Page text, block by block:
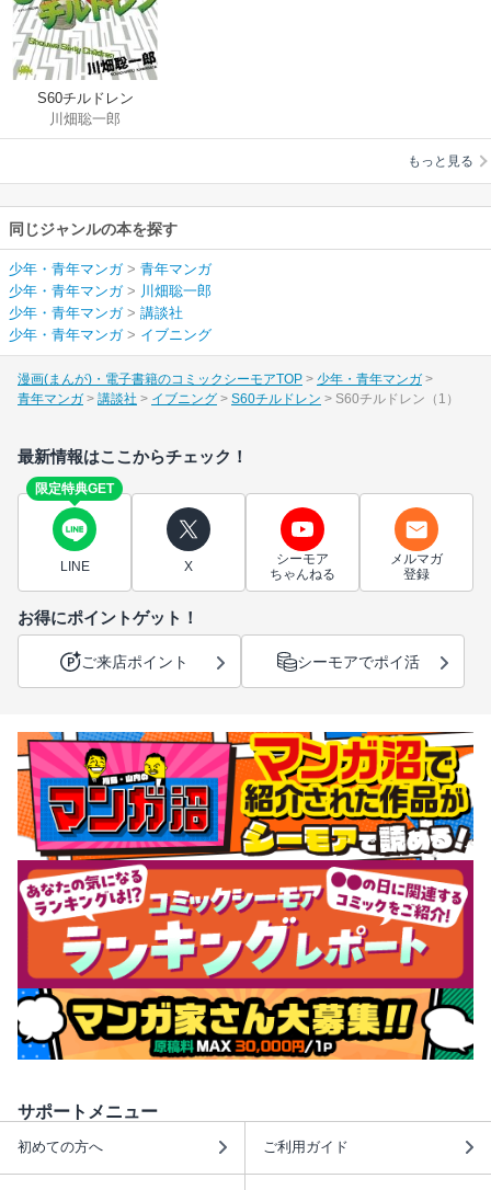
S60チルドレン
川畑聡一郎
もっと見る
同じジャンルの本を探す
少年・青年マンガ> 青年マンガ
少年・青年マンガ> 川畑聡一郎
少年・青年マンガ> 講談社
少年・青年マンガ> イブニング
漫画(まんが)・電子書籍のコミックシーモアTOP
少年・青年マンガ
青年マンガ
講談社 イブニング S60チルドレン S60チルドレン（1）
最新情報はここからチェック！
限定特典GET
LINE X
シーモア
ちゃんねる
メルマガ
登録
お得にポイントゲット！
ご来店ポイント シーモアでポイ活
サポートメニュー
初めての方へ ご利用ガイド